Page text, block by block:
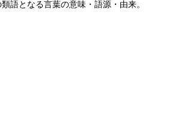
語となる言葉の意味・語源・由来。